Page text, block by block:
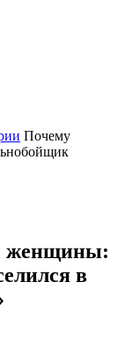
Почему
женщины:
в